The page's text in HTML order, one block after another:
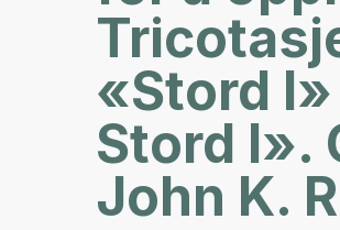
«Stord
Stord I».
John K.